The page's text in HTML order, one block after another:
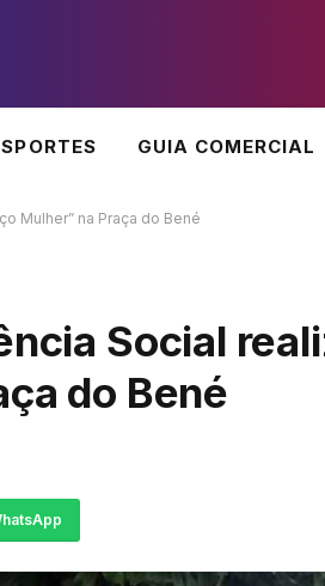
GUIA COMERCIAL
Mulher” na Praça do Bené
Social
do Bené